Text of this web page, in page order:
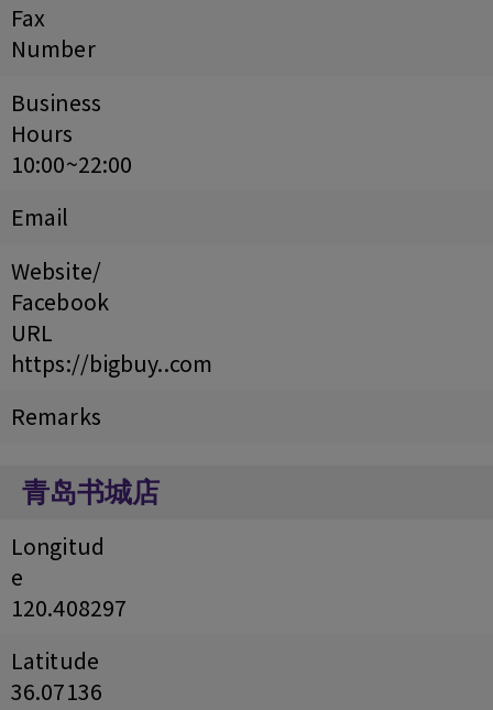
Fax
Number
Business
Hours
10:00~22:00
Email
Website/
Facebook
URL
https://bigbuy..com
Remarks
青岛书城店
Longitud
e
120.408297
Latitude
36.07136